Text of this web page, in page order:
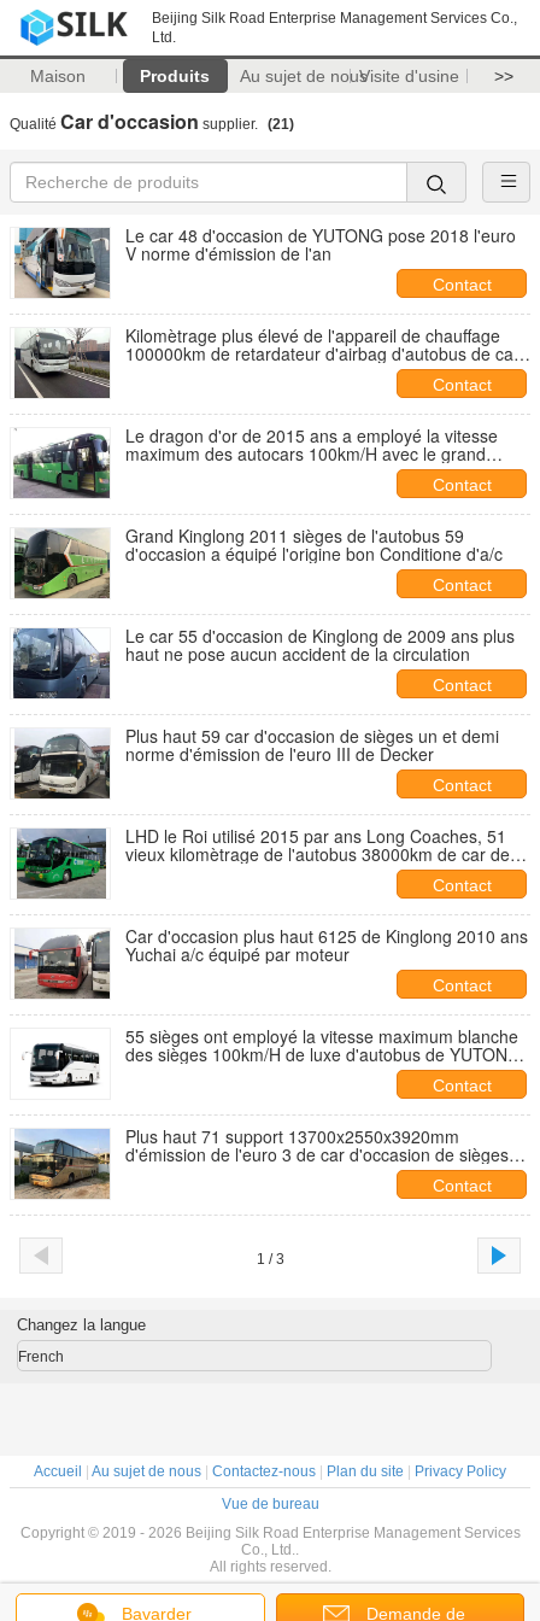
Beijing Silk Road Enterprise Management Services Co.,
Ltd.
Maison Produits Au sujet de nousVisite d'usine >>
Qualité Car d'occasion supplier. (21)
Le car 48 d'occasion de YUTONG pose 2018 l'euro
V norme d'émission de l'an
Contact
Kilomètrage plus élevé de l'appareil de chauffage
100000km de retardateur d'airbag d'autobus de car
Contact
Le dragon d'or de 2015 ans a employé la vitesse
maximum des autocars 100km/H avec le grand
Contact
Grand Kinglong 2011 sièges de l'autobus 59
d'occasion a équipé l'origine bon Conditione d'a/c
Contact
Le car 55 d'occasion de Kinglong de 2009 ans plus
haut ne pose aucun accident de la circulation
Contact
Plus haut 59 car d'occasion de sièges un et demi
norme d'émission de l'euro III de Decker
Contact
LHD le Roi utilisé 2015 par ans Long Coaches, 51
vieux kilomètrage de l'autobus 38000km de car de
Contact
Car d'occasion plus haut 6125 de Kinglong 2010 ans
Yuchai a/c équipé par moteur
Contact
55 sièges ont employé la vitesse maximum blanche
des sièges 100km/H de luxe d'autobus de YUTONG
Contact
Plus haut 71 support 13700x2550x3920mm
d'émission de l'euro 3 de car d'occasion de sièges
Contact
1 / 3
Bavarder Demande de
Changez la langue
French
Accueil Au sujet de nous Contactez-nous Plan du site
Privacy Policy
Vue de bureau
Copyright © 2019 - 2026 Beijing Silk Road Enterprise Management Services
Co., Ltd..
All rights reserved.